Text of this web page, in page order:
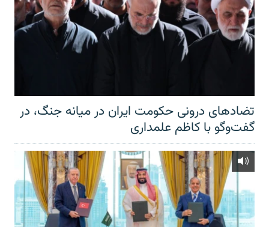
تضادهای درونی حکومت ایران در میانه جنگ، در
گفت‌‌وگو با کاظم علمداری